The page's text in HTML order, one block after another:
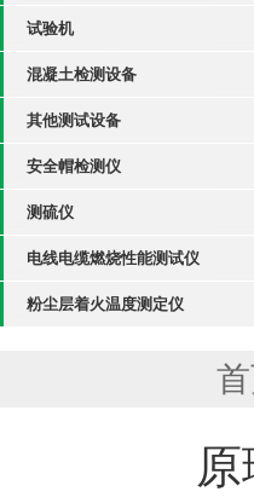
试验机
混凝土检测设备
其他测试设备
安全帽检测仪
测硫仪
电线电缆燃烧性能测试仪
粉尘层着火温度测定仪